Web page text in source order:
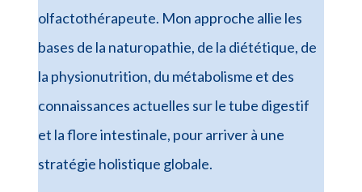
olfactothérapeute. Mon approche allie les
bases de la naturopathie, de la diététique, de
la physionutrition, du métabolisme et des
connaissances actuelles sur le tube digestif
et la flore intestinale, pour arriver à une
stratégie holistique globale.